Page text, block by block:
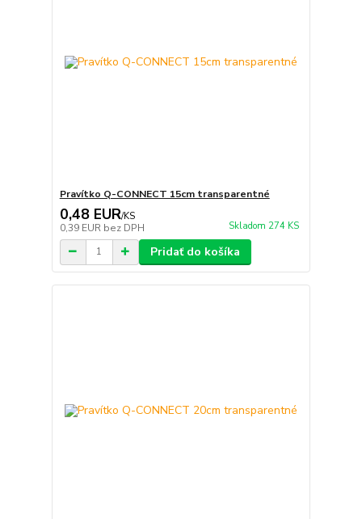
Pravítko Q-CONNECT 15cm transparentné
0,48 EUR/KS
0,39 EUR bez DPH Skladom 274 KS
Pridať do košíka